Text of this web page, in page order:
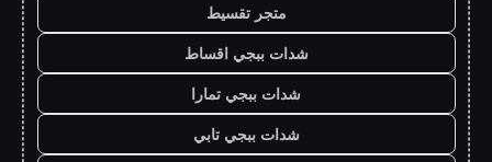
متجر تقسيط
شدات ببجي اقساط
شدات ببجي تمارا
شدات ببجي تابي